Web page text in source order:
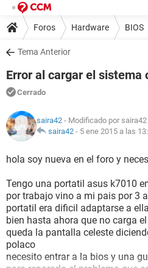
Foros Hardware BIOS
Tema Anterior
Error al cargar el sistema
Cerrado
saira42 - Modificado por
saira42 - 5 ene 2015 a las
hola soy nueva en el foro y
Tengo una portatil asus k7010
por trabajo vino a mi pais por 3
portatil era dificil adaptarse a
bien hasta ahora que no carga
queda la pantalla celeste
polaco
necesito entrar a la bios y una